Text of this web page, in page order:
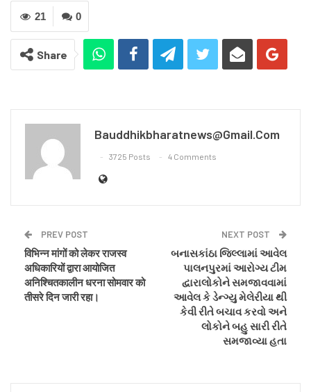
0
21
Share
Bauddhikbharatnews@gmail.com
3725 Posts 4 Comments
PREV POST
विभिन्न मांगों को लेकर राजस्व
अधिकारियों द्वारा आयोजित
अनिश्चितकालीन धरना सोमवार को
तीसरे दिन जारी रहा।
NEXT POST
બનાસકાંઠા જિલ્લામાં આવેલ
પાલનપુરમાં આરોગ્ય ટીમ
દ્વારાલોકોને સમજાવવામાં
આવેલ કે ડેન્ગ્યુ મેલેરીયા થી
કેવી રીતે બચાવ કરવો અને
લોકોને બહુ સારી રીતે
સમજાવ્યા હતા